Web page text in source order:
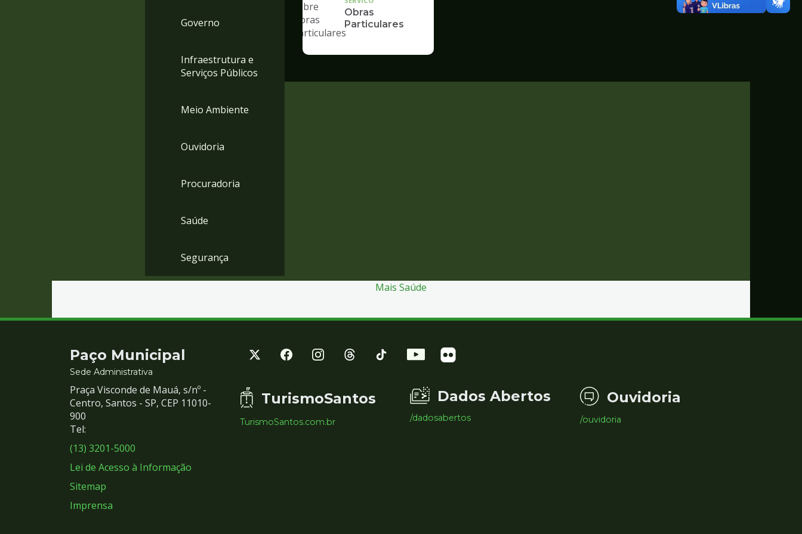
Governo
Infraestrutura e
Serviços Públicos
Meio Ambiente
Ouvidoria
Procuradoria
Saúde
Segurança
Obras
Particulares
Mais Saúde
Contato
e
Redes
Sociais
Paço Municipal
Sede Administrativa
Praça Visconde de Mauá, s/nº -
Centro, Santos - SP, CEP 11010-
900
Tel:
(13) 3201-5000
Lei de Acesso à Informação
Sitemap
Imprensa
TurismoSantos
TurismoSantos.com.br
Dados Abertos
/dadosabertos
Ouvidoria
/ouvidoria